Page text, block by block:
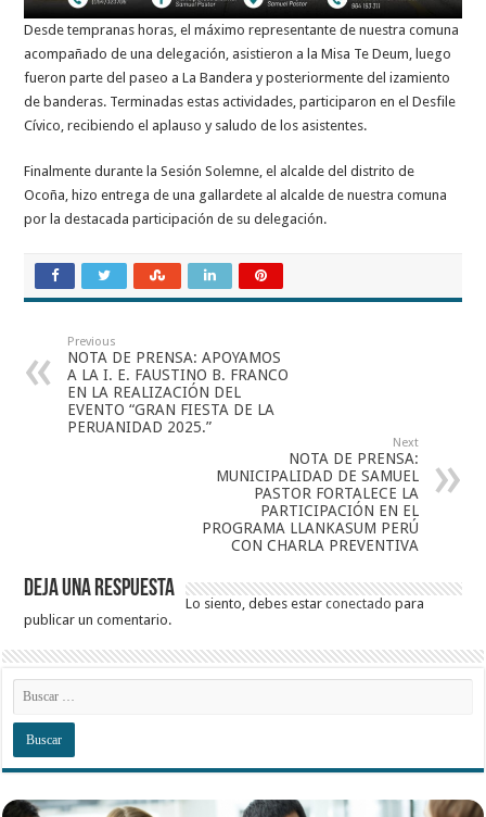
Desde tempranas horas, el máximo representante de nuestra comuna
acompañado de una delegación, asistieron a la Misa Te Deum, luego
fueron parte del paseo a La Bandera y posteriormente del izamiento
de banderas. Terminadas estas actividades, participaron en el Desfile
Cívico, recibiendo el aplauso y saludo de los asistentes.
Finalmente durante la Sesión Solemne, el alcalde del distrito de
Ocoña, hizo entrega de una gallardete al alcalde de nuestra comuna
por la destacada participación de su delegación.
Previous
NOTA DE PRENSA: APOYAMOS
A LA I. E. FAUSTINO B. FRANCO
EN LA REALIZACIÓN DEL
EVENTO “GRAN FIESTA DE LA
PERUANIDAD 2025.”
Next
NOTA DE PRENSA:
MUNICIPALIDAD DE SAMUEL
PASTOR FORTALECE LA
PARTICIPACIÓN EN EL
PROGRAMA LLANKASUM PERÚ
CON CHARLA PREVENTIVA
Deja una respuesta
Lo siento, debes estarconectado para
publicar un comentario.